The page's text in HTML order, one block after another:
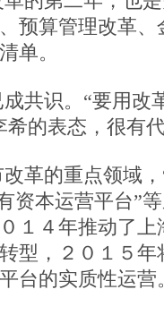
预算管理改革
单。
共识。“要用改
希的表态，很有
革的重点领域
资本运营平台”
１４年推动了
型，２０１５
台的实质性运营